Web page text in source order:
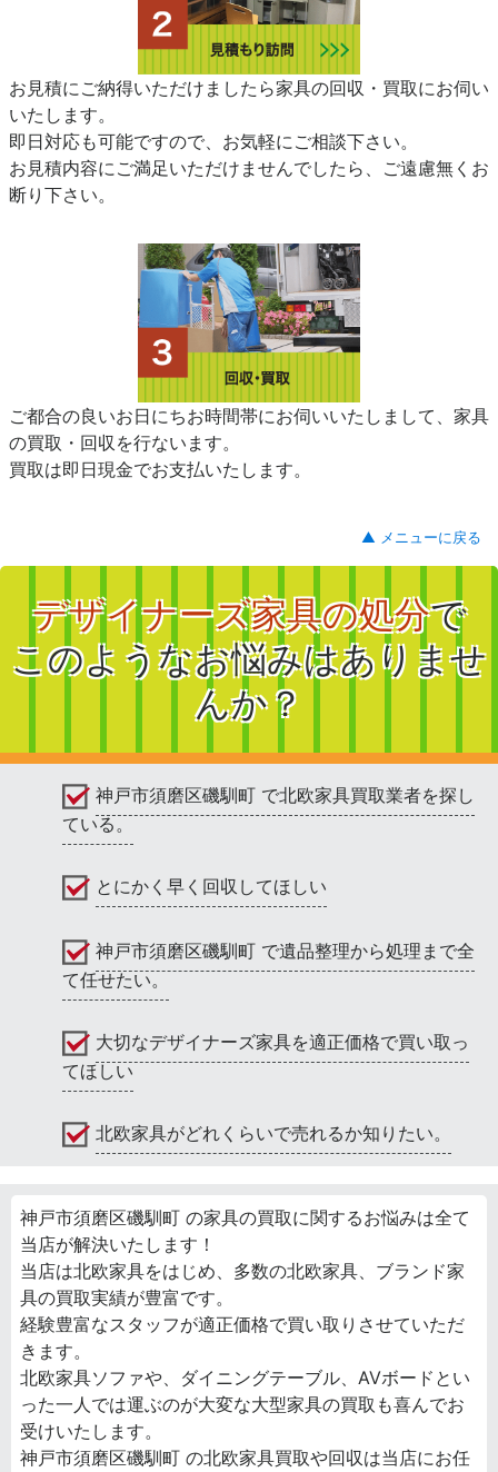
お見積にご納得いただけましたら家具の回収・買取にお伺い
いたします。
即日対応も可能ですので、お気軽にご相談下さい。
お見積内容にご満足いただけませんでしたら、ご遠慮無くお
断り下さい。
ご都合の良いお日にちお時間帯にお伺いいたしまして、家具
の買取・回収を行ないます。
買取は即日現金でお支払いたします。
▲ メニューに戻る
デザイナーズ家具の処分で
このようなお悩みはありませ
んか？
神戸市須磨区磯馴町 で北欧家具買取業者を探し
ている。
とにかく早く回収してほしい
神戸市須磨区磯馴町 で遺品整理から処理まで全
て任せたい。
大切なデザイナーズ家具を適正価格で買い取っ
てほしい
北欧家具がどれくらいで売れるか知りたい。
神戸市須磨区磯馴町 の家具の買取に関するお悩みは全て
当店が解決いたします！
当店は北欧家具をはじめ、多数の北欧家具、ブランド家
具の買取実績が豊富です。
経験豊富なスタッフが適正価格で買い取りさせていただ
きます。
北欧家具ソファや、ダイニングテーブル、AVボードとい
った一人では運ぶのが大変な大型家具の買取も喜んでお
受けいたします。
神戸市須磨区磯馴町 の北欧家具買取や回収は当店にお任